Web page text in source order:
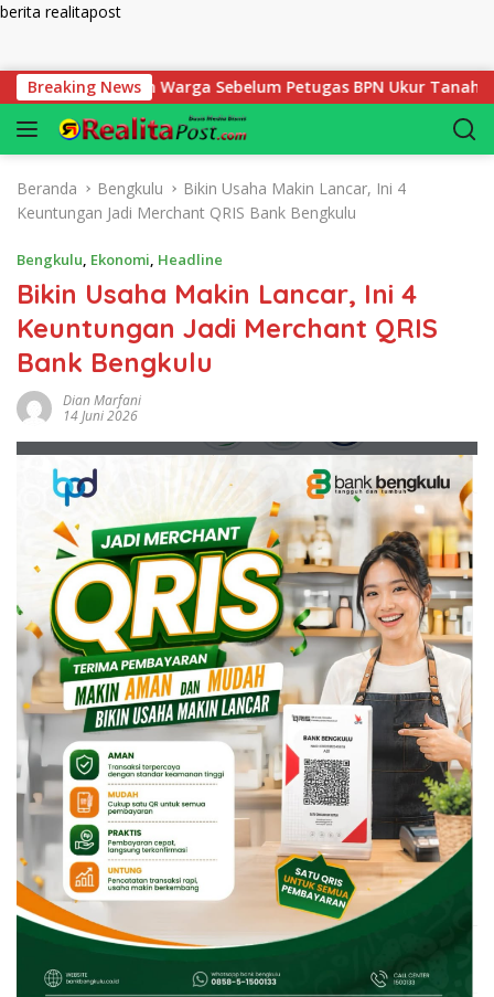
berita realitapost
Breaking News
Warga Sebelum Petugas BPN Ukur Tanah
Beranda Bengkulu
Bikin Usaha Makin Lancar, Ini 4
Keuntungan Jadi Merchant QRIS Bank Bengkulu
Bengkulu, Ekonomi, Headline
Bikin Usaha Makin Lancar, Ini 4
Keuntungan Jadi Merchant QRIS
Bank Bengkulu
Dian Marfani
14 Juni 2026